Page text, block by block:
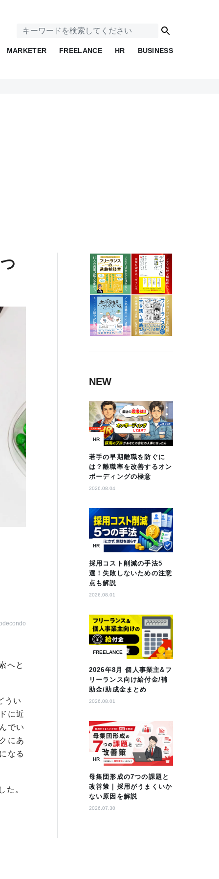
MARKETER FREELANCE HR BUSINESS
へと
うい
に近
でい
にあ
なる
た。
NEW
HR
若手の早期離職を防ぐに
は？離職率を改善するオン
ボーディングの極意
2026.08.04
HR
採用コスト削減の手法5
選！失敗しないための注意
点も解説
2026.08.01
FREELANCE
2026年8月 個人事業主&フ
リーランス向け給付金/補
助金/助成金まとめ
2026.08.01
HR
母集団形成の7つの課題と
改善策｜採用がうまくいか
ない原因を解説
2026.07.30